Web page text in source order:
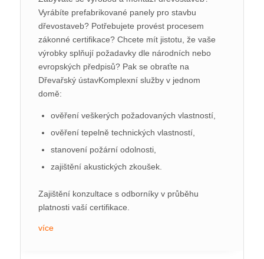
Vyrábíte prefabrikované panely pro stavbu
dřevostaveb? Potřebujete provést procesem
zákonné certifikace? Chcete mít jistotu, že vaše
výrobky splňují požadavky dle národních nebo
evropských předpisů? Pak se obraťte na
Dřevařský ústavKomplexní služby v jednom
domě:
ověření veškerých požadovaných vlastností,
ověření tepelně technických vlastností,
stanovení požární odolnosti,
zajištění akustických zkoušek.
Zajištění konzultace s odborníky v průběhu
platnosti vaší certifikace.
více